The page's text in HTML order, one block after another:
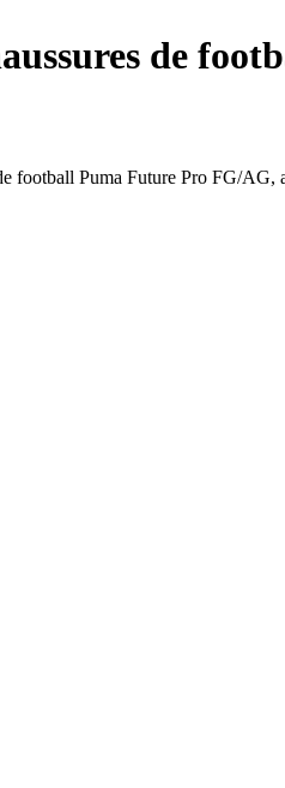
de
football Puma Future Pro FG/